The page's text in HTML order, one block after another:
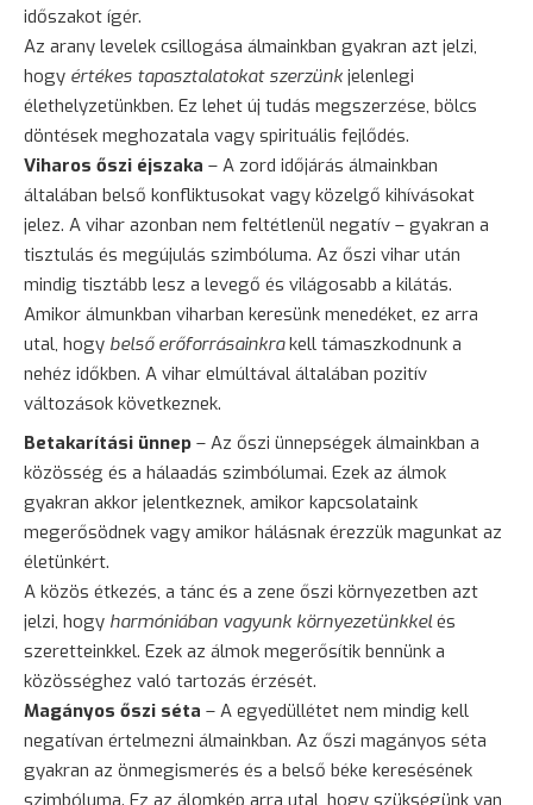
időszakot ígér.
Az arany levelek csillogása álmainkban gyakran azt jelzi,
hogy értékes tapasztalatokat szerzünk jelenlegi
élethelyzetünkben. Ez lehet új tudás megszerzése, bölcs
döntések meghozatala vagy spirituális fejlődés.
Viharos őszi éjszaka – A zord időjárás álmainkban
általában belső konfliktusokat vagy közelgő kihívásokat
jelez. A vihar azonban nem feltétlenül negatív – gyakran a
tisztulás és megújulás szimbóluma. Az őszi vihar után
mindig tisztább lesz a levegő és világosabb a kilátás.
Amikor álmunkban viharban keresünk menedéket, ez arra
utal, hogy belső erőforrásainkrakell támaszkodnunk a
nehéz időkben. A vihar elmúltával általában pozitív
változások következnek.
Betakarítási ünnep – Az őszi ünnepségek álmainkban a
közösség és a hálaadás szimbólumai. Ezek az álmok
gyakran akkor jelentkeznek, amikor kapcsolataink
megerősödnek vagy amikor hálásnak érezzük magunkat az
életünkért.
A közös étkezés, a tánc és a zene őszi környezetben azt
jelzi, hogy harmóniában vagyunk környezetünkkelés
szeretteinkkel. Ezek az álmok megerősítik bennünk a
közösséghez való tartozás érzését.
Magányos őszi séta – A egyedüllétet nem mindig kell
negatívan értelmezni álmainkban. Az őszi magányos séta
gyakran az önmegismerés és a belső béke keresésének
szimbóluma. Ez az álomkép arra utal, hogy szükségünk van